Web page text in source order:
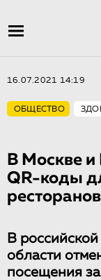
16.07.2021 14:19
ОБЩЕСТВО
В Москве
QR-коды
В
области
посещения